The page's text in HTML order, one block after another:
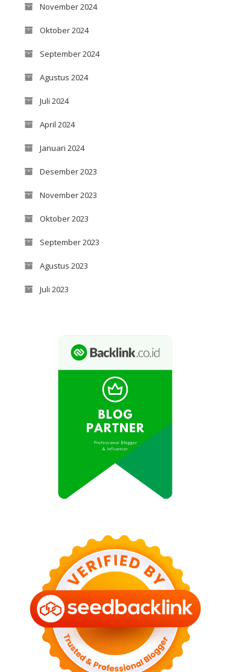
November 2024
Oktober 2024
September 2024
Agustus 2024
Juli 2024
April 2024
Januari 2024
Desember 2023
November 2023
Oktober 2023
September 2023
Agustus 2023
Juli 2023